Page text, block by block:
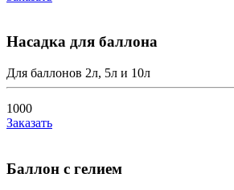
Насадка для баллона
Для баллонов 2л, 5л и 10л
1000
Заказать
Баллон с гелием